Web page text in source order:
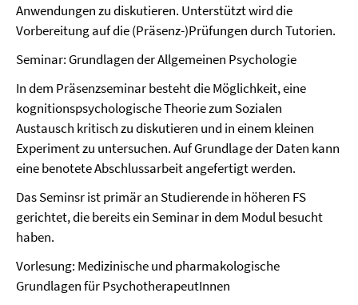
Anwendungen zu diskutieren. Unterstützt wird die
Vorbereitung auf die (Präsenz-)Prüfungen durch Tutorien.
Seminar: Grundlagen der Allgemeinen Psychologie
In dem Präsenzseminar besteht die Möglichkeit, eine
kognitionspsychologische Theorie zum Sozialen
Austausch kritisch zu diskutieren und in einem kleinen
Experiment zu untersuchen. Auf Grundlage der Daten kann
eine benotete Abschlussarbeit angefertigt werden.
Das Seminsr ist primär an Studierende in höheren FS
gerichtet, die bereits ein Seminar in dem Modul besucht
haben.
Vorlesung: Medizinische und pharmakologische
Grundlagen für PsychotherapeutInnen